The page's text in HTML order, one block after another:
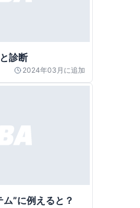
診断
2024年03月 に追加
”に例えると？